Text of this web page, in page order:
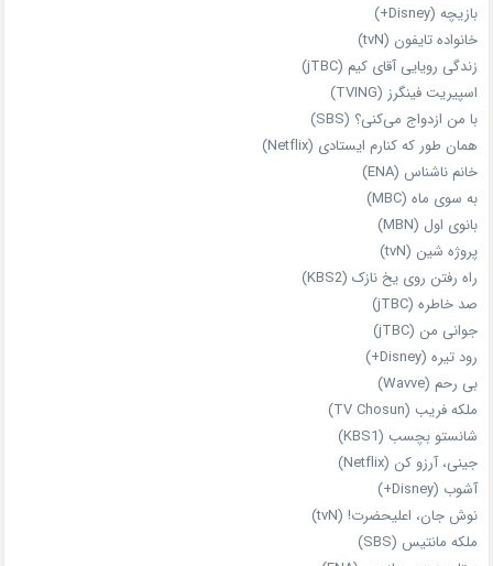
بازیچه (Disney+)
خانواده تایفون (tvN)
زندگی رویایی آقای کیم (jTBC)
اسپیریت فینگرز (TVING)
با من ازدواج می‌کنی؟ (SBS)
همان‌ طور که کنارم ایستادی (Netflix)
خانم ناشناس (ENA)
به سوی ماه (MBC)
بانوی اول (MBN)
پروژه شین (tvN)
راه رفتن روی یخ نازک (KBS2)
صد خاطره (jTBC)
جوانی من (jTBC)
رود تیره (Disney+)
بی‌ رحم (Wavve)
ملکه فریب (TV Chosun)
شانستو بچسب (KBS1)
جینی، آرزو کن (Netflix)
آشوب (Disney+)
نوش جان، اعلیحضرت! (tvN)
ملکه‌ مانتیس (SBS)